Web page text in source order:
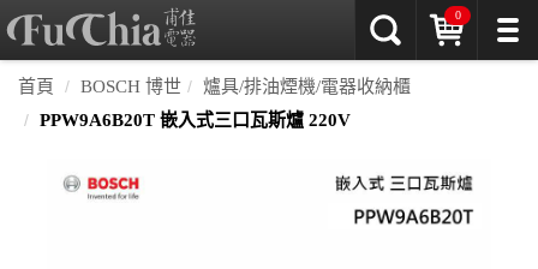
0
首頁 BOSCH 博世
爐具/排油煙機/電器收納櫃
PPW9A6B20T 嵌入式三口瓦斯爐 220V